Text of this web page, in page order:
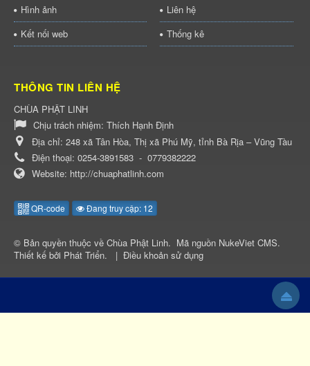
Hình ảnh
Liên hệ
Kết nối web
Thống kê
THÔNG TIN LIÊN HỆ
CHÙA PHẬT LINH
Chịu trách nhiệm: Thích Hạnh Định
Địa chỉ: 248 xã Tân Hòa, Thị xã Phú Mỹ, tỉnh Bà Rịa – Vũng Tàu
Điện thoại: 0254-3891583 - 0779382222
Website: http://chuaphatlinh.com
QR-code Đang truy cập: 12
© Bản quyền thuộc về Chùa Phật Linh. Mã nguồn NukeViet CMS.
Thiết kế bởi Phát Triển. | Điều khoản sử dụng